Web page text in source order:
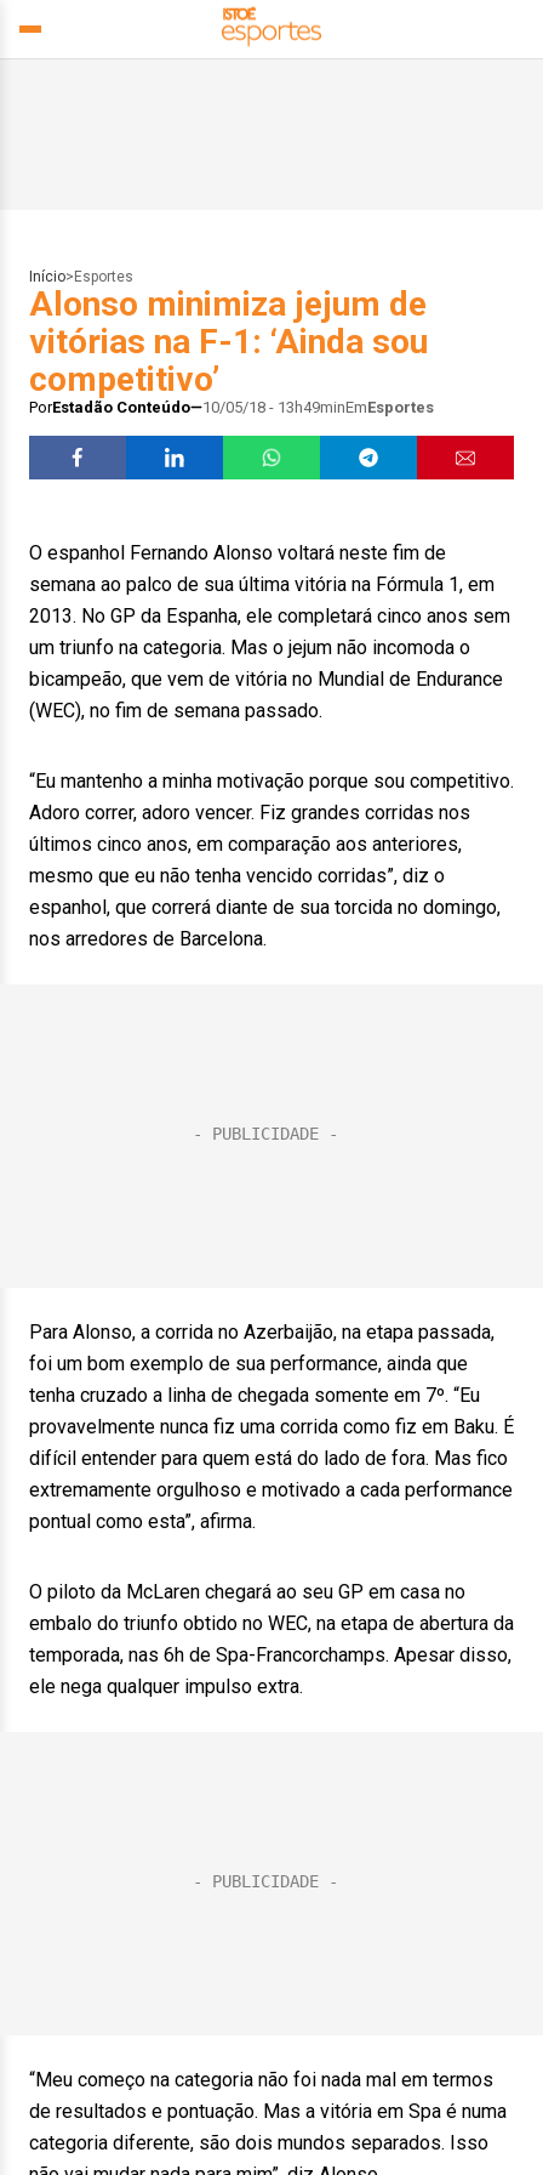
Início> Esportes
Alonso minimiza jejum de
vitórias na F-1: ‘Ainda sou
competitivo’
PorEstadão Conteúdo 10/05/18 - 13h49minEmEsportes
O espanhol Fernando Alonso voltará neste fim de
semana ao palco de sua última vitória na Fórmula 1, em
2013. No GP da Espanha, ele completará cinco anos sem
um triunfo na categoria. Mas o jejum não incomoda o
bicampeão, que vem de vitória no Mundial de Endurance
(WEC), no fim de semana passado.
“Eu mantenho a minha motivação porque sou competitivo.
Adoro correr, adoro vencer. Fiz grandes corridas nos
últimos cinco anos, em comparação aos anteriores,
mesmo que eu não tenha vencido corridas”, diz o
espanhol, que correrá diante de sua torcida no domingo,
nos arredores de Barcelona.
Para Alonso, a corrida no Azerbaijão, na etapa passada,
foi um bom exemplo de sua performance, ainda que
tenha cruzado a linha de chegada somente em 7º. “Eu
provavelmente nunca fiz uma corrida como fiz em Baku. É
difícil entender para quem está do lado de fora. Mas fico
extremamente orgulhoso e motivado a cada performance
pontual como esta”, afirma.
O piloto da McLaren chegará ao seu GP em casa no
embalo do triunfo obtido no WEC, na etapa de abertura da
temporada, nas 6h de Spa-Francorchamps. Apesar disso,
ele nega qualquer impulso extra.
“Meu começo na categoria não foi nada mal em termos
de resultados e pontuação. Mas a vitória em Spa é numa
categoria diferente, são dois mundos separados. Isso